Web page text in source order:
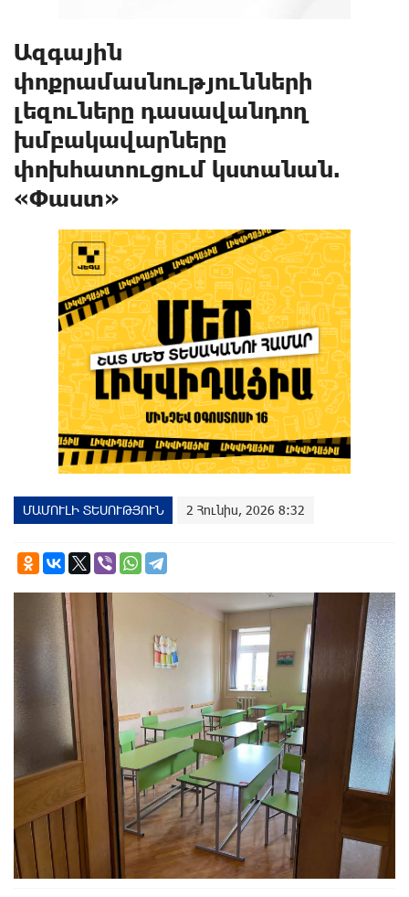
Ազգային
փոքրամասնությունների
լեզուները դասավանդող
խմբակավարները
փոխհատուցում կստանան.
«Փաստ»
ՄԱՄՈՒԼԻ ՏԵՍՈՒԹՅՈՒՆ 2 Հունիս, 2026 8:32